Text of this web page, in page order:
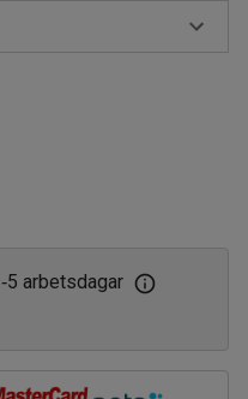
‑5 arbetsdagar